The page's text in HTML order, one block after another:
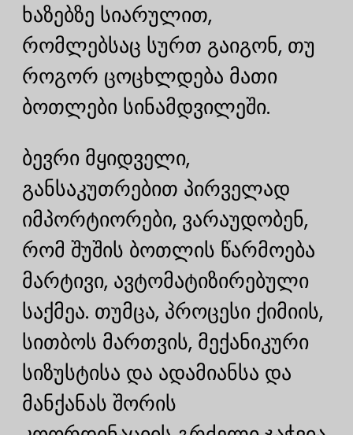
ხაზებზე სიარულით,
რომლებსაც სურთ გაიგონ, თუ
როგორ ცოცხლდება მათი
ბოთლები სინამდვილეში.
ბევრი მყიდველი,
განსაკუთრებით პირველად
იმპორტიორები, ვარაუდობენ,
რომ შუშის ბოთლის წარმოება
მარტივი, ავტომატიზირებული
საქმეა. თუმცა, პროცესი ქიმიის,
სითბოს მართვის, მექანიკური
სიზუსტისა და ადამიანსა და
მანქანას შორის